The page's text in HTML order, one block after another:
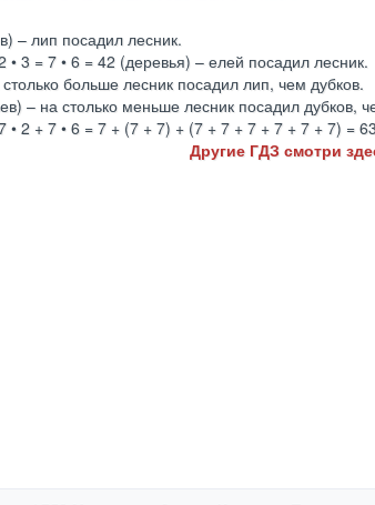
– лип посадил лесник.
• 3 = 7 • 6 = 42 (деревья) – елей посадил лесник.
больше лесник посадил лип, чем дубков.
– на столько меньше лесник посадил дубков,
• 2 + 7 • 6 = 7 + (7 + 7) + (7 + 7 + 7 + 7 + 7 + 7) =
Другие ГДЗ смотри